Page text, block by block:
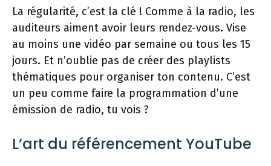
La régularité, c’est la clé ! Comme à la radio, les
auditeurs aiment avoir leurs rendez-vous. Vise
au moins une vidéo par semaine ou tous les 15
jours. Et n’oublie pas de créer des playlists
thématiques pour organiser ton contenu. C’est
un peu comme faire la programmation d’une
émission de radio, tu vois ?
L’art du référencement YouTube